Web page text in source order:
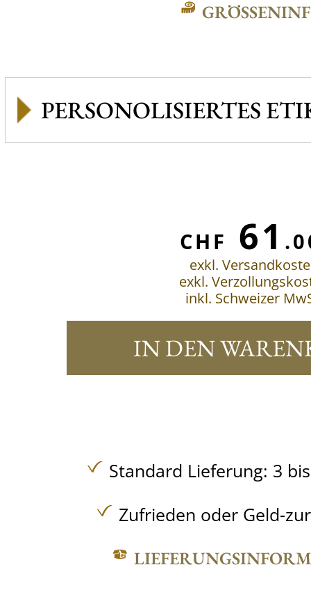
GRÖSSENINFO
PERSONOLISIERTES
CHF 61
exkl.
exkl.
inkl. Schweizer
IN DEN
Standard Lieferung: 3
Zufrieden oder Geld-